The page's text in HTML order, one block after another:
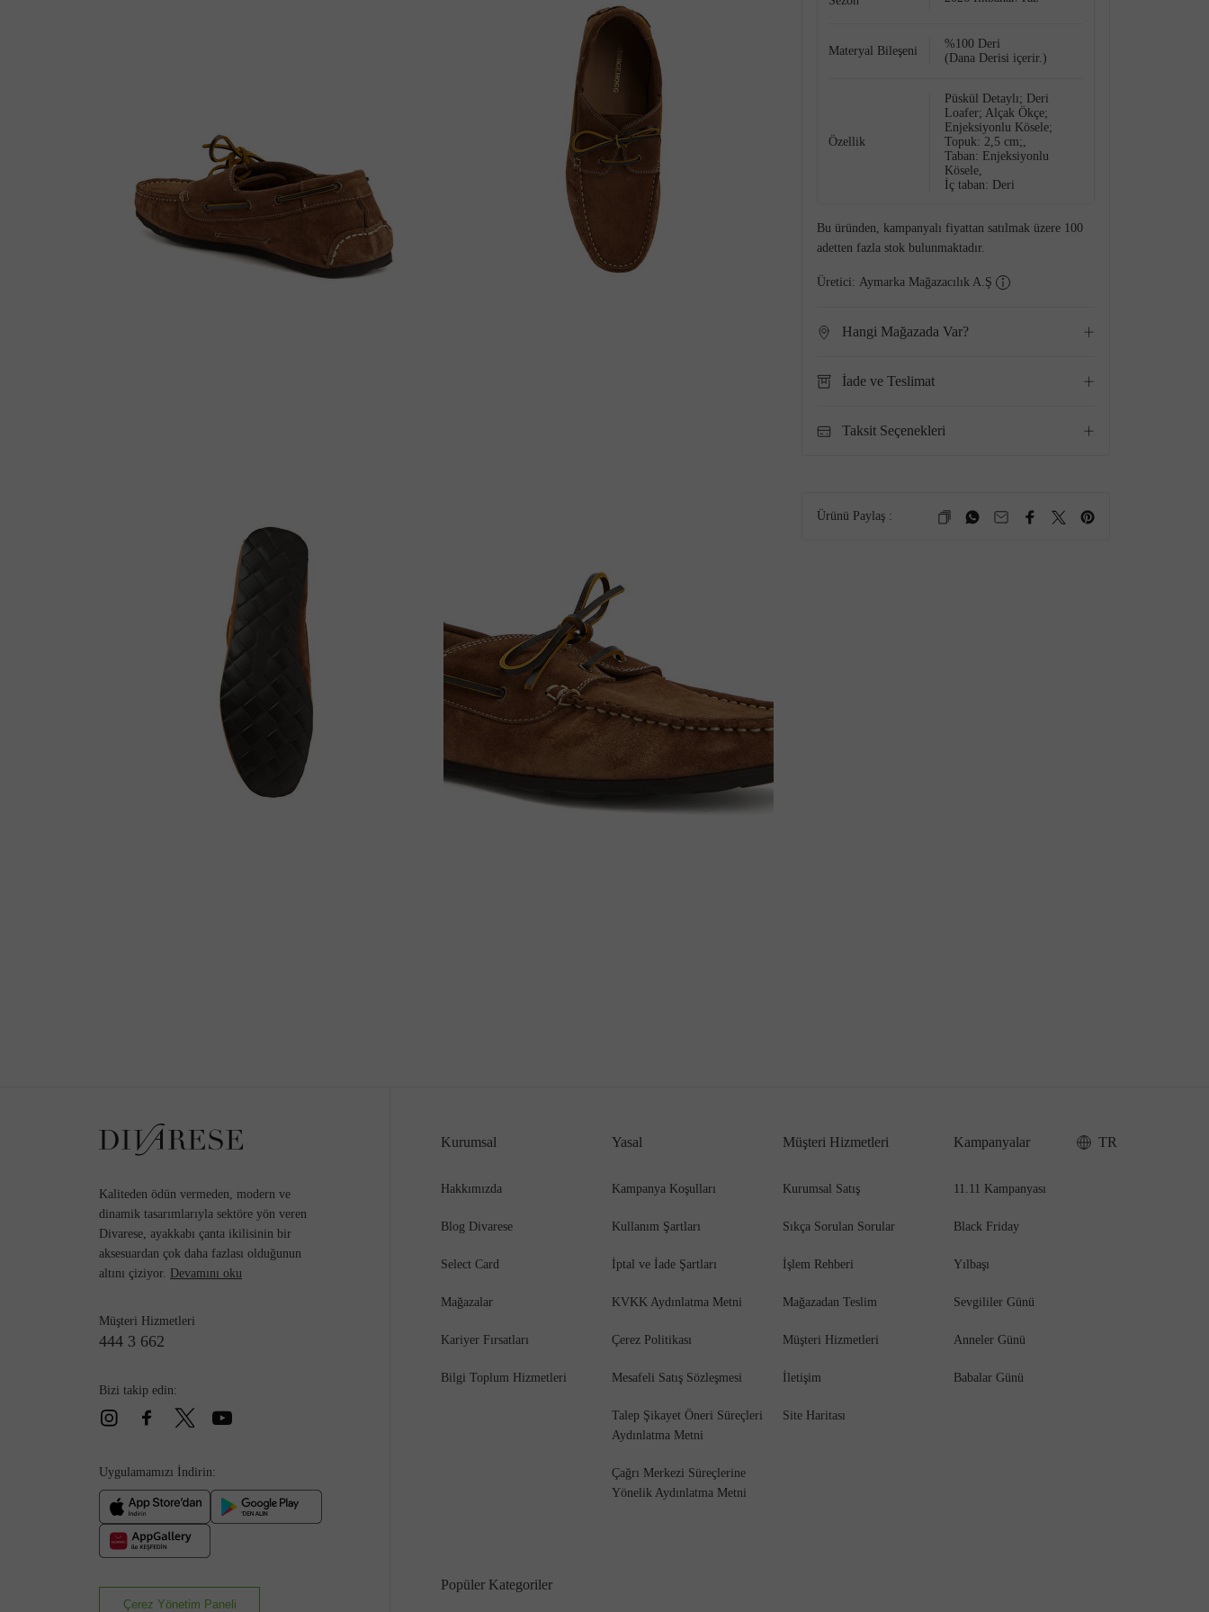
Materyal Bileşeni
%100 Deri
(Dana Derisi içerir.)
Özellik
Püskül Detaylı; Deri
Loafer; Alçak Ökçe;
Enjeksiyonlu Kösele;
Topuk: 2,5 cm;,
Taban: Enjeksiyonlu
Kösele,
İç taban: Deri
Bu üründen, kampanyalı fiyattan satılmak üzere 100
adetten fazla stok bulunmaktadır.
Üretici:Aymarka Mağazacılık A.Ş
Hangi Mağazada Var?
İade ve Teslimat
Taksit Seçenekleri
Ürünü Paylaş :
Kaliteden ödün vermeden, modern ve
dinamik tasarımlarıyla sektöre yön veren
Divarese, ayakkabı çanta ikilisinin bir
aksesuardan çok daha fazlası olduğunun
altını çiziyor. Devamını oku
Müşteri Hizmetleri
444 3 662
Bizi takip edin:
Uygulamamızı İndirin:
Çerez Yönetim Paneli
Kurumsal
Hakkımızda
Blog Divarese
Select Card
Mağazalar
Kariyer Fırsatları
Bilgi Toplum Hizmetleri
Yasal
Kampanya Koşulları
Kullanım Şartları
İptal ve İade Şartları
KVKK Aydınlatma Metni
Çerez Politikası
Mesafeli Satış Sözleşmesi
Talep Şikayet Öneri Süreçleri
Aydınlatma Metni
Çağrı Merkezi Süreçlerine
Yönelik Aydınlatma Metni
Müşteri Hizmetleri
Kurumsal Satış
Sıkça Sorulan Sorular
İşlem Rehberi
Mağazadan Teslim
Müşteri Hizmetleri
İletişim
Site Haritası
Kampanyalar
11.11 Kampanyası
Black Friday
Yılbaşı
Sevgililer Günü
Anneler Günü
Babalar Günü
Popüler Kategoriler
TR